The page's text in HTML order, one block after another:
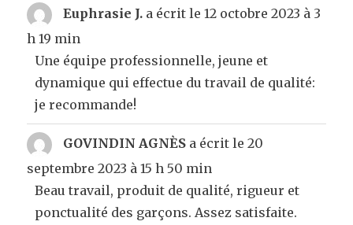
Euphrasie J. a écrit le 12 octobre 2023 à 3
h 19 min
Une équipe professionnelle, jeune et
dynamique qui effectue du travail de qualité:
je recommande!
GOVINDIN AGNÈS a écrit le 20
septembre 2023 à 15 h 50 min
Beau travail, produit de qualité, rigueur et
ponctualité des garçons. Assez satisfaite.